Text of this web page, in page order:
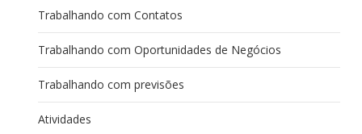
Trabalhando com Contatos
Trabalhando com Oportunidades de Negócios
Trabalhando com previsões
Atividades